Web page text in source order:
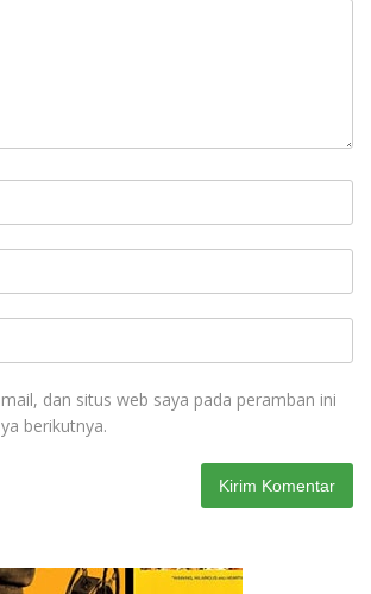
dan situs web saya pada peramban ini
berikutnya.